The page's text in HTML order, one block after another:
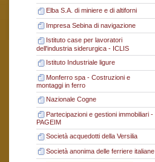
Elba S.A. di miniere e di altiforni
Impresa Sebina di navigazione
Istituto case per lavoratori
dell'industria siderurgica - ICLIS
Istituto Industriale ligure
Monferro spa - Costruzioni e
montaggi in ferro
Nazionale Cogne
Partecipazioni e gestioni immobiliari -
PAGEIM
Società acquedotti della Versilia
Società anonima delle ferriere italiane